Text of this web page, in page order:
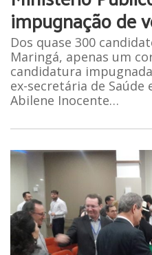
impugnação de
Dos quase 300
Maringá, apenas um
candidatura
ex-secretária de Saúde
Abilene Inocente…